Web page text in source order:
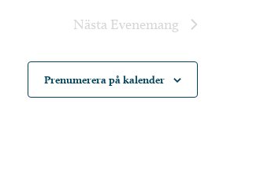
Nästa Evenemang
Prenumerera på kalender